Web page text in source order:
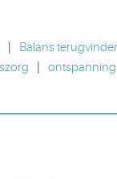
Balans
ontspanning